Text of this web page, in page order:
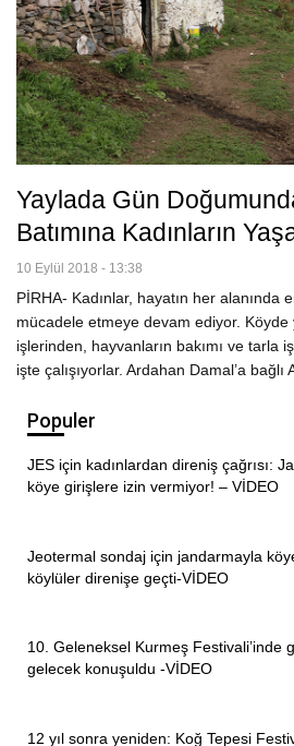
Yaylada Gün
Batımına Kadınların
10 Eylül 2018 - 13:38
PİRHA- Kadınlar, hayatın her alanında
mücadele etmeye devam ediyor. Köyde
işlerinden, hayvanların bakımı ve tarla
işte çalışıyorlar. Ardahan Damal’a bağlı
Populer
JES için kadınlardan direniş çağrısı:
köye girişlere izin vermiyor! – VİDEO
Jeotermal sondaj için jandarmayla
köylüler direnişe geçti-VİDEO
10. Geleneksel Kurmeş Festivali’inde
gelecek konuşuldu -VİDEO
12 yıl sonra yeniden: Koğ Tepesi